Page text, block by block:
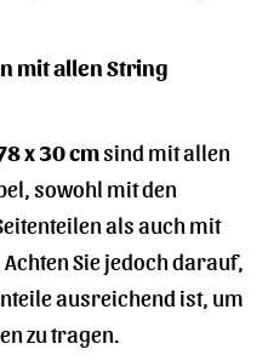
mit allen String
x 30 cmsind mit allen
sowohl mit den
als auch mit
Sie jedoch darauf,
ausreichend ist, um
zu tragen.